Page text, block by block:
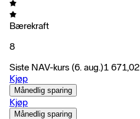
Bærekraft
8
Siste NAV-kurs (6. aug.)1 671,02
Kjøp
Månedlig sparing
Kjøp
Månedlig sparing